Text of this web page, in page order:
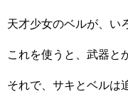
天才少女のベルが、い
これを使うと、武器と
それで、サキとベルは